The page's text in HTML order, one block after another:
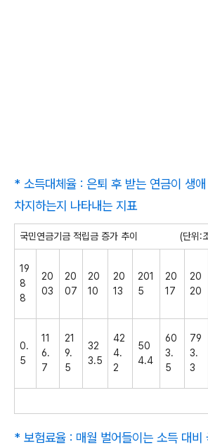
* 소득대체율 : 은퇴 후 받는 연금이 생
차지하는지 나타내는 지표
국민연금기금 적립금 증가 추이 (단위:
19
8
8
20
03
20
07
20
10
20
13
201
5
20
17
20
20
0.
5
11
6.
7
21
9.
5
32
3.5
42
4.
2
50
4.4
60
3.
5
79
3.
3
* 보험료율 : 매월 벌어들이는 소득 대비